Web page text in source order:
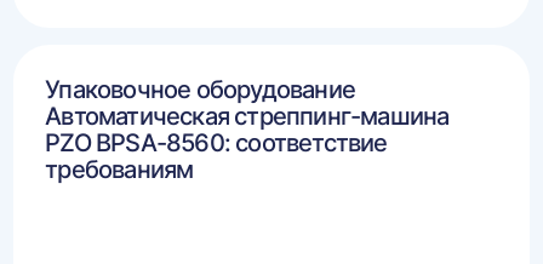
Упаковочное оборудование
Автоматическая стреппинг-машина
PZO BPSA-8560: соответствие
требованиям